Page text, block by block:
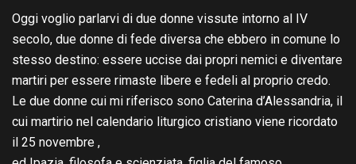
Oggi voglio parlarvi di due donne vissute intorno al IV
secolo, due donne di fede diversa che ebbero in comune lo
stesso destino: essere uccise dai propri nemici e diventare
martiri per essere rimaste libere e fedeli al proprio credo.
Le due donne cui mi riferisco sono Caterina d’Alessandria, il
cui martirio nel calendario liturgico cristiano viene ricordato
il 25 novembre ,